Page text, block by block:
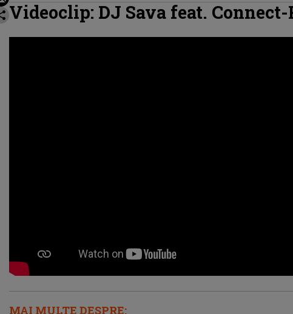
Videoclip: DJ Sava feat.
MAI MULTE DESPRE: